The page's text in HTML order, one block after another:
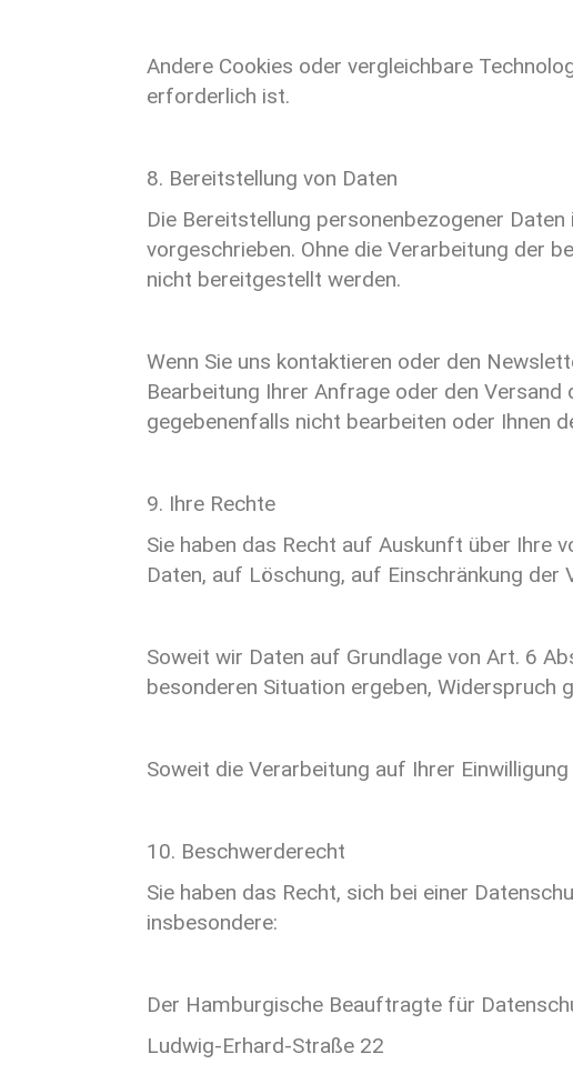
Andere Cookies oder vergleichbare
erforderlich ist.
8. Bereitstellung von Daten
Die Bereitstellung personenbezogener
vorgeschrieben. Ohne die Verarbeitung der
nicht bereitgestellt werden.
Wenn Sie uns kontaktieren oder den
Bearbeitung Ihrer Anfrage oder den
gegebenenfalls nicht bearbeiten oder Ihnen
9. Ihre Rechte
Sie haben das Recht auf Auskunft über Ihre
Daten, auf Löschung, auf Einschränkung
Soweit wir Daten auf Grundlage von Art. 6
besonderen Situation ergeben, Widerspruch
Soweit die Verarbeitung auf Ihrer
10. Beschwerderecht
Sie haben das Recht, sich bei einer
insbesondere:
Der Hamburgische Beauftragte für
Ludwig-Erhard-Straße 22